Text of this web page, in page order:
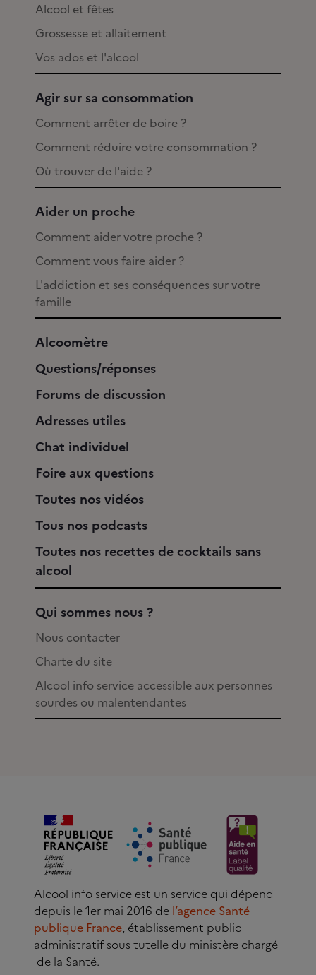
Alcool et fêtes
Grossesse et allaitement
Vos ados et l'alcool
Agir sur sa consommation
Comment arrêter de boire ?
Comment réduire votre consommation ?
Où trouver de l'aide ?
Aider un proche
Comment aider votre proche ?
Comment vous faire aider ?
L'addiction et ses conséquences sur votre
famille
Alcoomètre
Questions/réponses
Forums de discussion
Adresses utiles
Chat individuel
Foire aux questions
Toutes nos vidéos
Tous nos podcasts
Toutes nos recettes de cocktails sans
alcool
Qui sommes nous ?
Nous contacter
Charte du site
Alcool info service accessible aux personnes
sourdes ou malentendantes
Alcool info service est un service qui dépend
depuis le 1er mai 2016 de l’agence Santé
publique France, établissement public
administratif sous tutelle du ministère chargé
de la Santé.